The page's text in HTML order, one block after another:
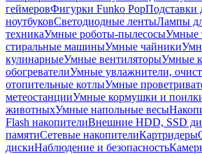
геймеровФигурки Funko PopПодставки
ноутбуковСветодиодные лентыЛампы
техникаУмные роботы-пылесосыУмные
стиральные машиныУмные чайники
кулинарныеУмные вентиляторыУмные
обогревателиУмные увлажнители,
отопительные котлыУмные
метеостанцииУмные кормушки и
животныхУмные напольные весы
Flash накопителиВнешние HDD, SSD
памятиСетевые накопителиКартридеры
дискиНаблюдение и безопасность